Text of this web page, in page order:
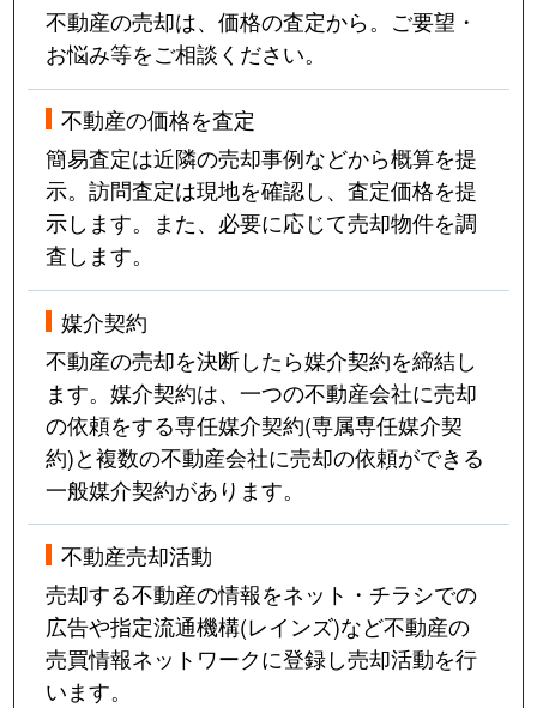
不動産の売却は、価格の査定から。ご要望・
お悩み等をご相談ください。
不動産の価格を査定
簡易査定は近隣の売却事例などから概算を提
示。訪問査定は現地を確認し、査定価格を提
示します。また、必要に応じて売却物件を調
査します。
媒介契約
不動産の売却を決断したら媒介契約を締結し
ます。媒介契約は、一つの不動産会社に売却
の依頼をする専任媒介契約(専属専任媒介契
約)と複数の不動産会社に売却の依頼ができる
一般媒介契約があります。
不動産売却活動
売却する不動産の情報をネット・チラシでの
広告や指定流通機構(レインズ)など不動産の
売買情報ネットワークに登録し売却活動を行
います。